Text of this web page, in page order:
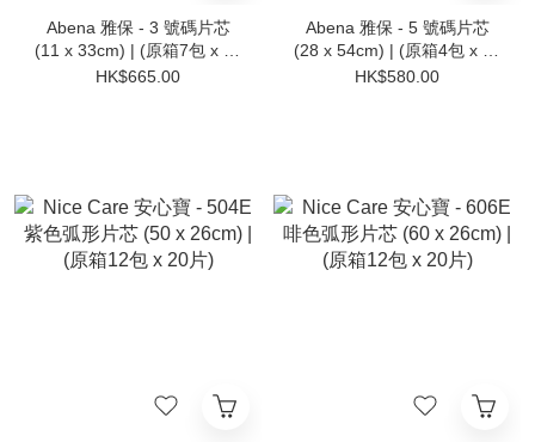
Abena 雅保 - 3 號碼片芯
(11 x 33cm) | (原箱7包 x 28
片)
HK$665.00
Abena 雅保 - 5 號碼片芯
(28 x 54cm) | (原箱4包 x 36
片)
HK$580.00